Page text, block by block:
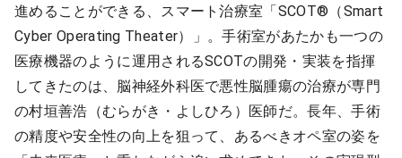
進めることができる、スマート治療室「SCOT®（Smart
Cyber Operating Theater）」。手術室があたかも一つの
医療機器のように運用されるSCOTの開発・実装を指揮
してきたのは、脳神経外科医で悪性脳腫瘍の治療が専門
の村垣善浩（むらがき・よしひろ）医師だ。長年、手術
の精度や安全性の向上を狙って、あるべきオペ室の姿を